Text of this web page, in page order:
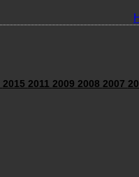
2015 2011 2009 2008 2007